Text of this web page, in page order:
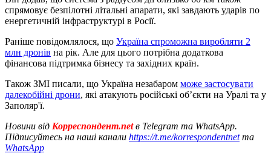
спрямовує безпілотні літальні апарати, які завдають ударів по
енергетичній інфраструктурі в Росії.
Раніше повідомлялося, що Україна спроможна виробляти 2
млн дронів на рік. Але для цього потрібна додаткова
фінансова підтримка бізнесу та західних країн.
Також ЗМІ писали, що Україна незабаром може застосувати
далекобійні дрони, які атакують російські об’єкти на Уралі та у
Заполяр'ї.
Новини від Корреспондент.netв Telegram та WhatsApp.
Підписуйтесь на наші канали https://t.me/korrespondentnetта
WhatsApp